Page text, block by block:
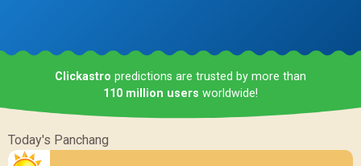
Clickastro predictions are trusted by more than
110 million users worldwide!
Today's Panchang